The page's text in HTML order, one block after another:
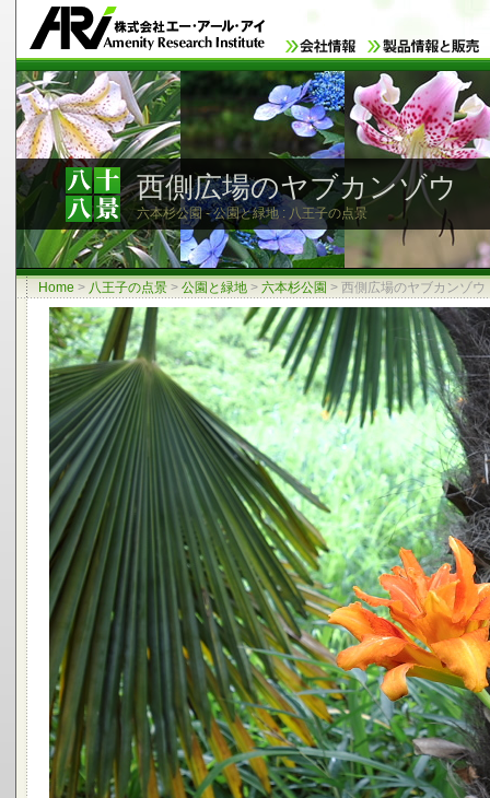
西側広場のヤブカンゾウ
六本杉公園 - 公園と緑地 : 八王子の点景
Home > 八王子の点景 > 公園と緑地 > 六本杉公園 > 西側広場のヤブカンゾウ